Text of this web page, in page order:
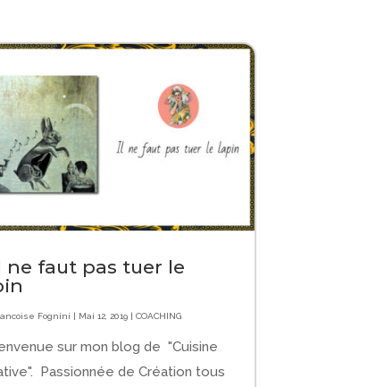
ne faut pas tuer le
Fognini | Mai 12, 2019| COACHING
sur mon blog de "Cuisine
Passionnée de Création tous